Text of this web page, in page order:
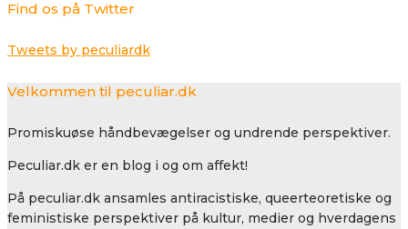
Find os på Twitter
Tweets by peculiardk
Velkommen til peculiar.dk
Promiskuøse håndbevægelser og undrende perspektiver.
Peculiar.dk er en blog i og om affekt!
På peculiar.dk ansamles antiracistiske, queerteoretiske og
feministiske perspektiver på kultur, medier og hverdagens